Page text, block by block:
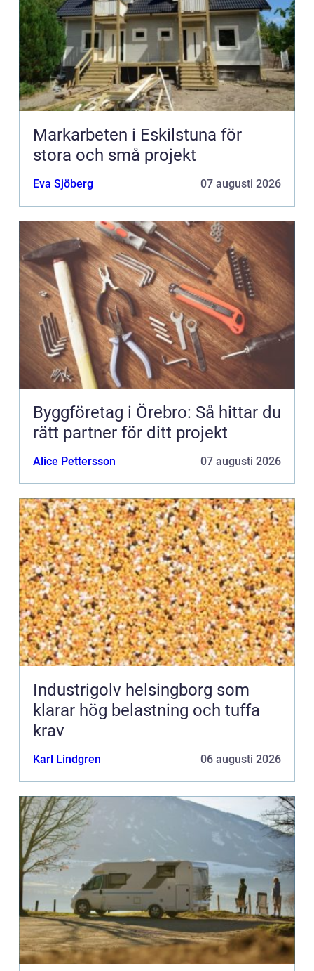
Markarbeten i Eskilstuna för
stora och små projekt
Eva Sjöberg 07 augusti 2026
Byggföretag i Örebro: Så hittar du
rätt partner för ditt projekt
Alice Pettersson 07 augusti 2026
Industrigolv helsingborg som
klarar hög belastning och tuffa
krav
Karl Lindgren 06 augusti 2026